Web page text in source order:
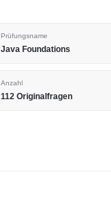
Prüfungsname
Java Foundations
Anzahl
112 Originalfragen